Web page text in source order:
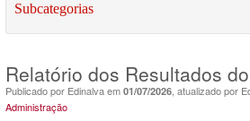
Subcategorias
Relatório dos Resultados
Publicado por Edinalva em 01/07/2026 , atualizado por
Administração